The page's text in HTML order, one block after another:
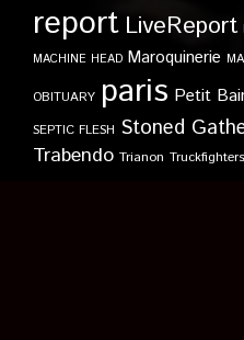
report LiveReport
MACHINE HEAD Maroquinerie
OBITUARY paris Petit
SEPTIC FLESH Stoned
Trabendo Trianon Truckfighters